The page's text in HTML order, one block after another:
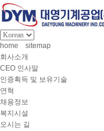
home
sitemap
회사소개
CEO 인사말
인증획득 및 보유기술
연혁
채용정보
복지시설
오시는 길